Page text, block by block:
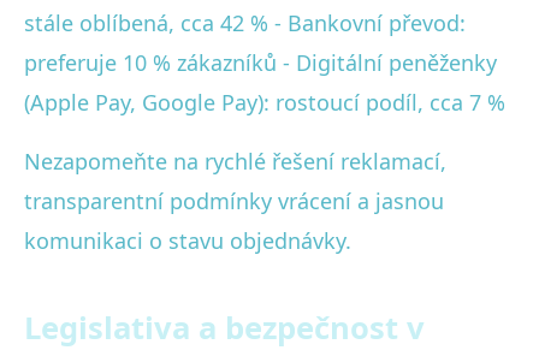
stále oblíbená, cca 42 % - Bankovní převod:
preferuje 10 % zákazníků - Digitální peněženky
(Apple Pay, Google Pay): rostoucí podíl, cca 7 %
Nezapomeňte na rychlé řešení reklamací,
transparentní podmínky vrácení a jasnou
komunikaci o stavu objednávky.
Legislativa a bezpečnost v